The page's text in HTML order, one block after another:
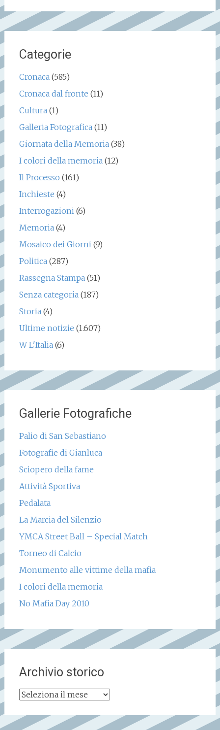
Categorie
Cronaca(585)
Cronaca dal fronte (11)
Cultura(1)
Galleria Fotografica(11)
Giornata della Memoria(38)
I colori della memoria(12)
Il Processo (161)
Inchieste (4)
Interrogazioni(6)
Memoria(4)
Mosaico dei Giorni(9)
Politica(287)
Rassegna Stampa(51)
Senza categoria(187)
Storia(4)
Ultime notizie (1.607)
W L'Italia(6)
Gallerie Fotografiche
Palio di San Sebastiano
Fotografie di Gianluca
Sciopero della fame
Attività Sportiva
Pedalata
La Marcia del Silenzio
YMCA Street Ball – Special Match
Torneo di Calcio
Monumento alle vittime della mafia
I colori della memoria
No Mafia Day 2010
Archivio storico
Archivio